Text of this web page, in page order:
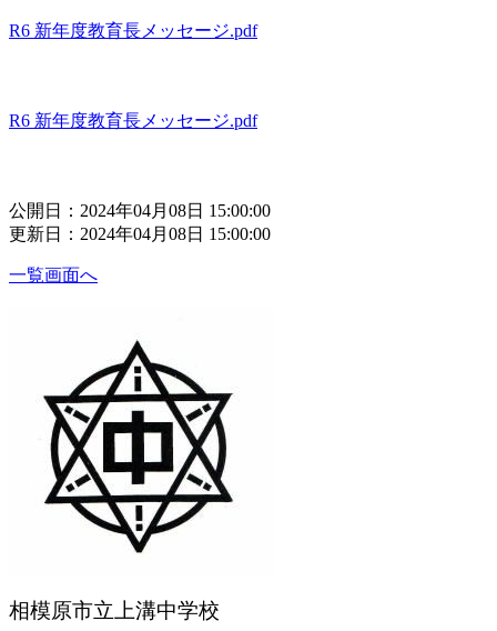
R6 新年度教育長メッセージ.pdf
R6 新年度教育長メッセージ.pdf
公開日：2024年04月08日 15:00:00
更新日：2024年04月08日 15:00:00
一覧画面へ
相模原市立上溝中学校